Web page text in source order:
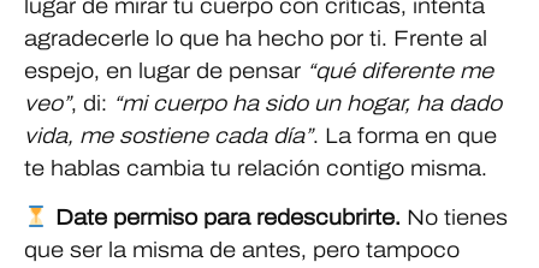
lugar de mirar tu cuerpo con críticas, intenta
agradecerle lo que ha hecho por ti. Frente al
espejo, en lugar de pensar “qué diferente me
veo”, di: “mi cuerpo ha sido un hogar, ha dado
vida, me sostiene cada día”. La forma en que
te hablas cambia tu relación contigo misma.
Date permiso para redescubrirte. No tienes
que ser la misma de antes, pero tampoco